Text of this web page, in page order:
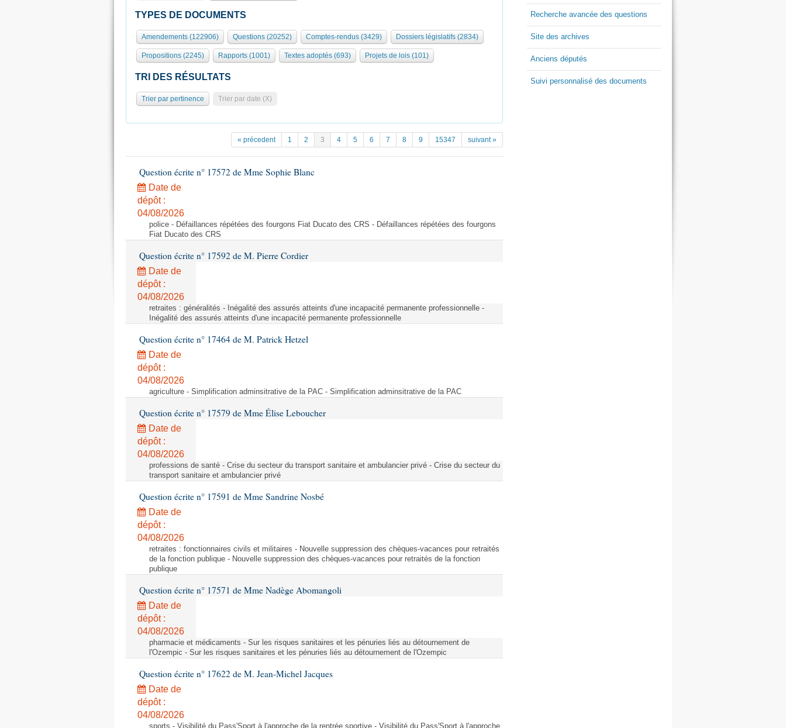
TYPES DE DOCUMENTS
Amendements (122906) Questions (20252) Comptes-rendus (3429) Dossiers législatifs (2834)
Propositions (2245) Rapports (1001) Textes adoptés (693) Projets de lois (101)
TRI DES RÉSULTATS
Trier par pertinence Trier par date (X)
« précedent 1 2 3 4 5 6 7 8 9 15347 suivant »
Question écrite n° 17572 de Mme Sophie Blanc
Date de
dépôt :
04/08/2026
police - Défaillances répétées des fourgons Fiat Ducato des CRS - Défaillances répétées des fourgons
Fiat Ducato des CRS
Question écrite n° 17592 de M. Pierre Cordier
Date de
dépôt :
04/08/2026
retraites : généralités - Inégalité des assurés atteints d'une incapacité permanente professionnelle -
Inégalité des assurés atteints d'une incapacité permanente professionnelle
Question écrite n° 17464 de M. Patrick Hetzel
Date de
dépôt :
04/08/2026
agriculture - Simplification adminsitrative de la PAC - Simplification adminsitrative de la PAC
Question écrite n° 17579 de Mme Élise Leboucher
Date de
dépôt :
04/08/2026
professions de santé - Crise du secteur du transport sanitaire et ambulancier privé - Crise du secteur du
transport sanitaire et ambulancier privé
Question écrite n° 17591 de Mme Sandrine Nosbé
Date de
dépôt :
04/08/2026
retraites : fonctionnaires civils et militaires - Nouvelle suppression des chèques-vacances pour retraités
de la fonction publique - Nouvelle suppression des chèques-vacances pour retraités de la fonction
publique
Question écrite n° 17571 de Mme Nadège Abomangoli
Date de
dépôt :
04/08/2026
pharmacie et médicaments - Sur les risques sanitaires et les pénuries liés au détournement de
l'Ozempic - Sur les risques sanitaires et les pénuries liés au détournement de l'Ozempic
Question écrite n° 17622 de M. Jean-Michel Jacques
Date de
dépôt :
04/08/2026
sports - Visibilité du Pass'Sport à l'approche de la rentrée sportive - Visibilité du Pass'Sport à l'approche
Recherche avancée des questions
Site des archives
Anciens députés
Suivi personnalisé des documents